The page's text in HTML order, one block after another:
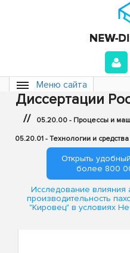
Меню сайта
Диссертации
// 05.20.00 - Процессы и
05.20.01 - Технологии и
Открыть
более 800
Исследование влияния
производительность
"Кировец" в условиях